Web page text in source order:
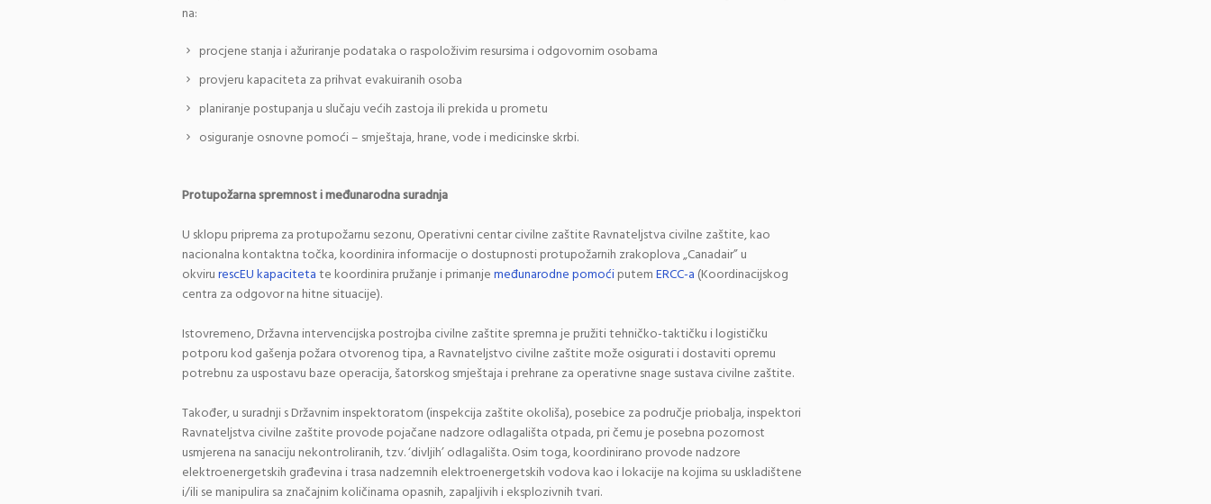
na:
procjene stanja i ažuriranje podataka o raspoloživim resursima i odgovornim osobama
provjeru kapaciteta za prihvat evakuiranih osoba
planiranje postupanja u slučaju većih zastoja ili prekida u prometu
osiguranje osnovne pomoći – smještaja, hrane, vode i medicinske skrbi.
Protupožarna spremnost i međunarodna suradnja
U sklopu priprema za protupožarnu sezonu, Operativni centar civilne zaštite Ravnateljstva civilne zaštite, kao
nacionalna kontaktna točka, koordinira informacije o dostupnosti protupožarnih zrakoplova „Canadair” u
okvirurescEU kapacitetate koordinira pružanje i primanjemeđunarodne pomoćiputemERCC-a (Koordinacijskog
centra za odgovor na hitne situacije).
Istovremeno, Državna intervencijska postrojba civilne zaštite spremna je pružiti tehničko-taktičku i logističku
potporu kod gašenja požara otvorenog tipa, a Ravnateljstvo civilne zaštite može osigurati i dostaviti opremu
potrebnu za uspostavu baze operacija, šatorskog smještaja i prehrane za operativne snage sustava civilne zaštite.
Također, u suradnji s Državnim inspektoratom (inspekcija zaštite okoliša), posebice za područje priobalja, inspektori
Ravnateljstva civilne zaštite provode pojačane nadzore odlagališta otpada, pri čemu je posebna pozornost
usmjerena na sanaciju nekontroliranih, tzv. ‘divljih’ odlagališta. Osim toga, koordinirano provode nadzore
elektroenergetskih građevina i trasa nadzemnih elektroenergetskih vodova kao i lokacije na kojima su uskladištene
i/ili se manipulira sa značajnim količinama opasnih, zapaljivih i eksplozivnih tvari.